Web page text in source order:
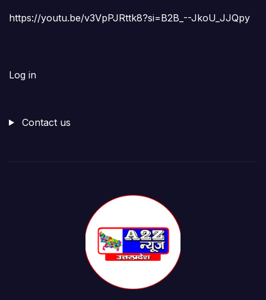
https://youtu.be/v3VpPJRttk8?si=B2B_--JkoU_JJQpy
Log in
Contact us